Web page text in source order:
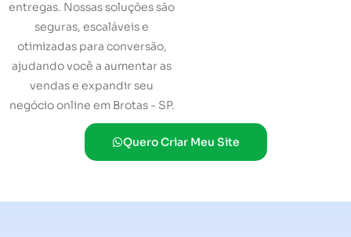
entregas. Nossas soluções são
seguras, escaláveis e
otimizadas para conversão,
ajudando você a aumentar as
vendas e expandir seu
negócio online em Brotas - SP.
Quero Criar Meu Site